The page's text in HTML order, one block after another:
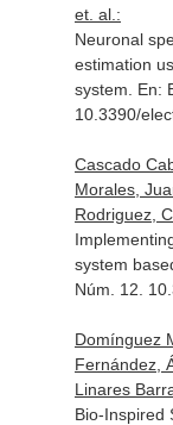
et. al.:
Neuronal
estimation
system. En:
10.3390/
Cascado
Morales,
Rodriguez,
system
Núm. 12.
Domínguez
Fernández,
Linares
Bio-Inspired